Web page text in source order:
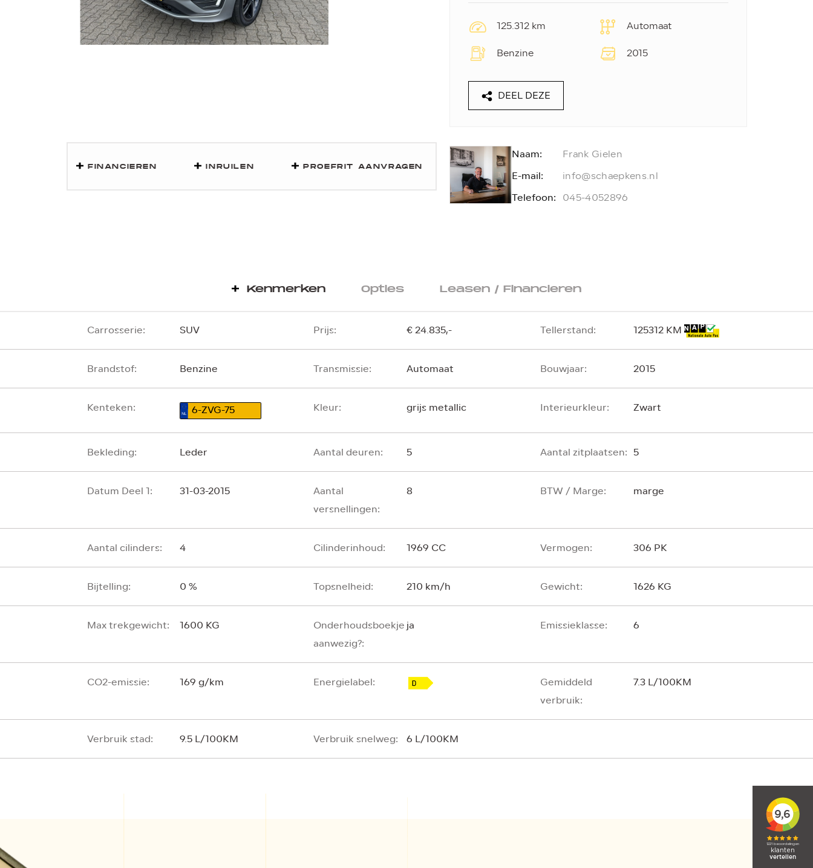
125.312 km
Automaat
Benzine
2015
DEEL DEZE
FINANCIEREN INRUILEN PROEFRIT AANVRAGEN
Naam: Frank Gielen
E-mail: info@schaepkens.nl
Telefoon: 045-4052896
Kenmerken Opties Leasen / Financieren
Carrosserie: SUV Prijs: € 24.835,- Tellerstand: 125312 KM
Brandstof: Benzine Transmissie: Automaat Bouwjaar: 2015
Kenteken: 6-ZVG-75 Kleur: grijs metallic Interieurkleur: Zwart
Bekleding: Leder Aantal deuren: 5 Aantal zitplaatsen: 5
Datum Deel 1: 31-03-2015
Aantal
versnellingen:
8 BTW / Marge: marge
Aantal cilinders: 4 Cilinderinhoud: 1969 CC Vermogen: 306 PK
Bijtelling: 0 % Topsnelheid: 210 km/h Gewicht: 1626 KG
Max trekgewicht: 1600 KG
Onderhoudsboekje
aanwezig?:
ja Emissieklasse: 6
CO2-emissie: 169 g/km Energielabel:
Gemiddeld
verbruik:
7.3 L/100KM
Verbruik stad: 9.5 L/100KM Verbruik snelweg: 6 L/100KM